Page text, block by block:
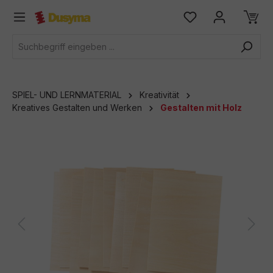
springen
SPIEL- UND LERNMATERIAL
Kreativität
Kreatives Gestalten und Werken
Gestalten mit Holz